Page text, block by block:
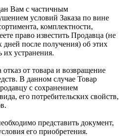
Вам с частичным
условий Заказа по вине
комплектности,
право известить Продавца (не
дней после получения) об этих
их устранения.
от товара и возвращение
В данном случае Товар
с сохранением
его потребительских свойств,
представить документ,
его приобретения.